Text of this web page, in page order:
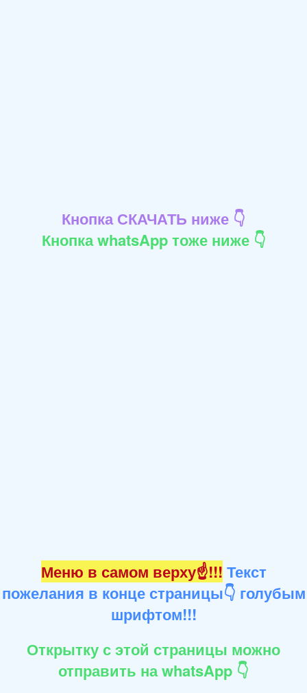
Кнопка СКАЧАТЬ ниже 👇
Кнопка whatsApp тоже ниже 👇
Меню в самом верху☝!!! Текст
пожелания в конце страницы👇 голубым
шрифтом!!!
Открытку с этой страницы можно
отправить на whatsApp 👇